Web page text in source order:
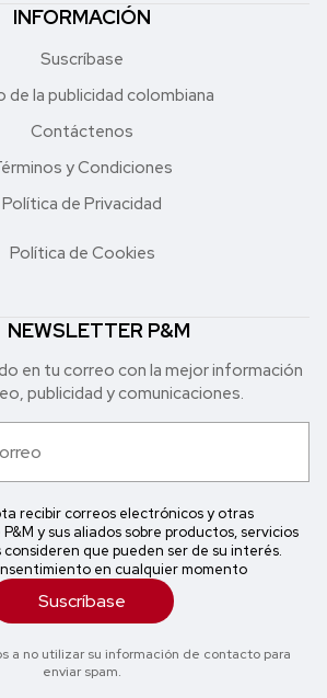
INFORMACIÓN
Suscríbase
de la publicidad colombiana
Contáctenos
y Condiciones
Política de Privacidad
Política de Cookies
NEWSLETTER P&M
en tu correo con la mejor in formación
publicidad y comunicaciones.
recibir correos electrónicos y otras
y sus aliados sobre productos, servicios
que pueden ser de su interés.
en cualquier momento
Suscríbase
a no utilizar su información de contacto para
enviar spam.